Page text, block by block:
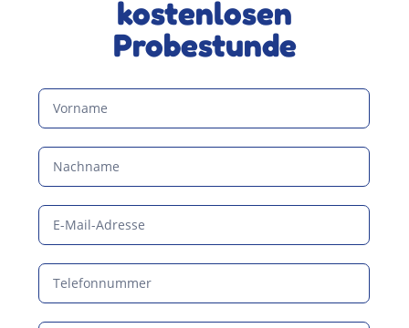
kostenlosen
Probestunde
Anmeldeformular